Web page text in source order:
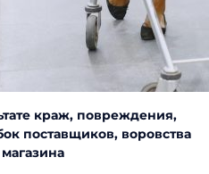
краж, повреждения,
поставщиков, воровства